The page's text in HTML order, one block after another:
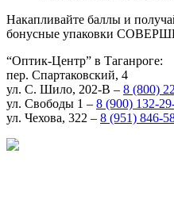
Накапливайте баллы и
бонусные упаковки
“Оптик-Центр” в Таганроге:
пер. Спартаковский, 4
ул. С. Шило, 202-В – 8 (800)
ул. Свободы 1 – 8 (900) 132-
ул. Чехова, 322 – 8 (951) 846-